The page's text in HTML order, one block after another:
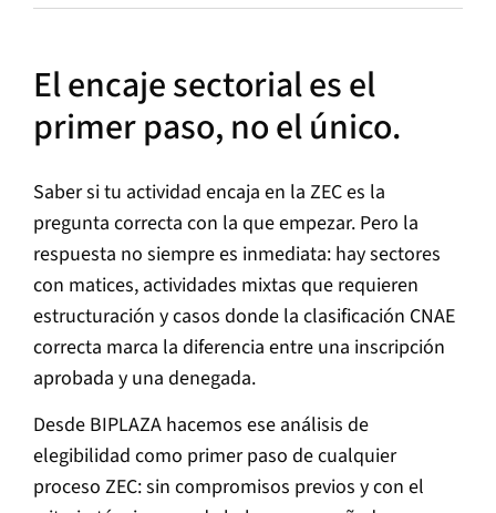
El encaje sectorial es el
primer paso, no el único.
Saber si tu actividad encaja en la ZEC es la
pregunta correcta con la que empezar. Pero la
respuesta no siempre es inmediata: hay sectores
con matices, actividades mixtas que requieren
estructuración y casos donde la clasificación CNAE
correcta marca la diferencia entre una inscripción
aprobada y una denegada.
Desde BIPLAZA hacemos ese análisis de
elegibilidad como primer paso de cualquier
proceso ZEC: sin compromisos previos y con el